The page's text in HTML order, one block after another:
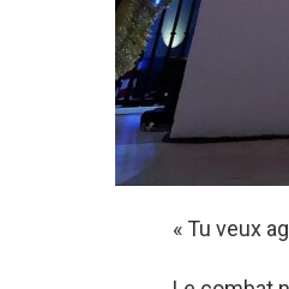
« Tu veux